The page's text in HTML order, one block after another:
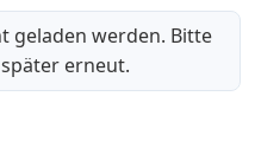
geladen werden. Bitte
erneut.